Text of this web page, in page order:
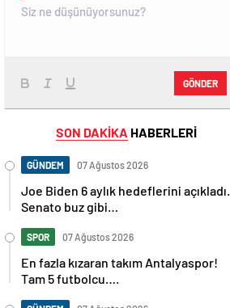
GÖNDER
SON DAKİKA HABERLERİ
GÜNDEM 07 Ağustos 2026
Joe Biden 6 aylık hedeflerini açıkladı.
Senato buz gibi…
SPOR 07 Ağustos 2026
En fazla kızaran takım Antalyaspor!
Tam 5 futbolcu….